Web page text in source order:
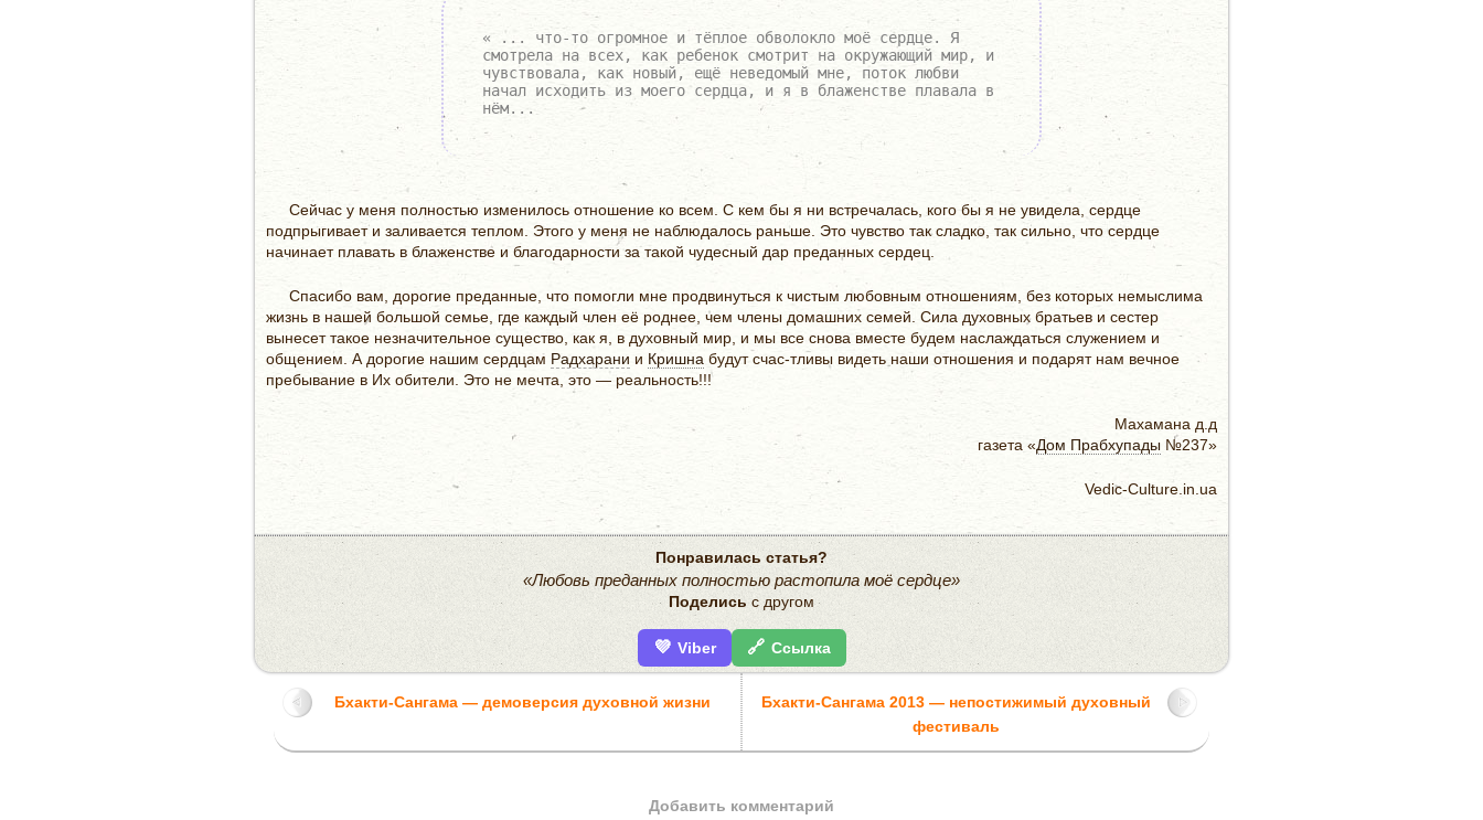
« ... что-то огромное и тёплое обволокло моё сердце. Я
смотрела на всех, как ребенок смотрит на окружающий мир, и
чувствовала, как новый, ещё неведомый мне, поток любви
начал исходить из моего сердца, и я в блаженстве плавала в
нём...
Сейчас у меня полностью изменилось отношение ко всем. С кем бы я ни встречалась, кого бы я не увидела, сердце
подпрыгивает и заливается теплом. Этого у меня не наблюдалось раньше. Это чувство так сладко, так сильно, что сердце
начинает плавать в блаженстве и благодарности за такой чудесный дар преданных сердец.
Спасибо вам, дорогие преданные, что помогли мне продвинуться к чистым любовным отношениям, без которых немыслима
жизнь в нашей большой семье, где каждый член её роднее, чем члены домашних семей. Сила духовных братьев и сестер
вынесет такое незначительное существо, как я, в духовный мир, и мы все снова вместе будем наслаждаться служением и
общением. А дорогие нашим сердцам Радхарани и Кришна будут счас-тливы видеть наши отношения и подарят нам вечное
пребывание в Их обители. Это не мечта, это — реальность!!!
Махамана д.д
газета «Дом Прабхупады №237»
Vedic-Culture.in.ua
Понравилась статья?
«Любовь преданных полностью растопила моё сердце»
Поделись с другом
💜 Viber 🔗 Ссылка
Бхакти-Сангама — демоверсия духовной жизни
Бхакти-Сангама 2013 — непостижимый духовный
фестиваль
Добавить комментарий